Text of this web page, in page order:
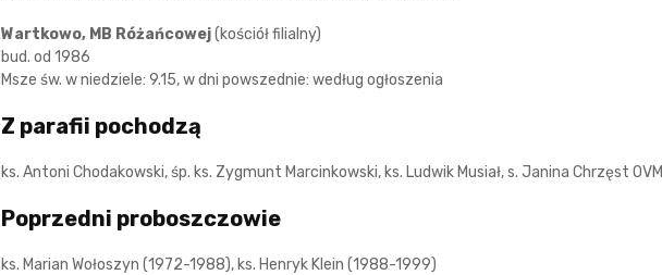
Wartkowo, MB Różańcowej(kościół filialny)
bud. od 1986
Msze św. w niedziele: 9.15, w dni powszednie: według ogłoszenia
Z parafii pochodzą
ks. Antoni Chodakowski, śp. ks. Zygmunt Marcinkowski, ks. Ludwik Musiał, s. Janina Chrzęst OVM
Poprzedni proboszczowie
ks. Marian Wołoszyn (1972-1988), ks. Henryk Klein (1988-1999)